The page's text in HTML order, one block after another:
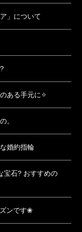
」について
ある手元に✧
。
婚約指輪
宝石? おすすめの
ンです❀